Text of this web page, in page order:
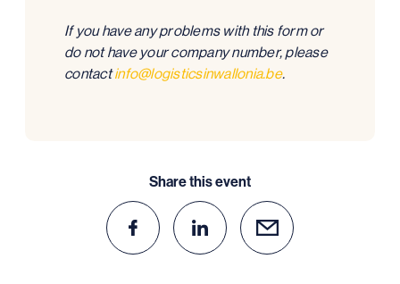
If you have any problems with this form or
do not have your company number, please
contactinfo@logisticsinwallonia.be.
Share this event